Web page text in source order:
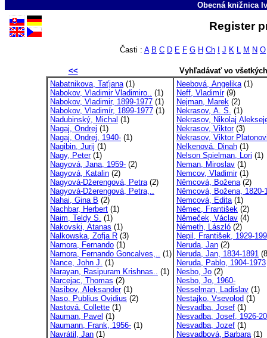
Obecná knižnica
Register
Časti : A B C D E F G H Ch J K L M N O
<<
Vyhľadávať vo
Nabatnikova, Taťjana(1)
Nabokov, Vladimir Vladimiro.. (1)
Nabokov, Vladimir, 1899-1977 (1)
Nabokov, Vladimír, 1899-1977 (1)
Nadubinský, Michal (1)
Nagaj, Ondrej (1)
Nagaj, Ondrej, 1940- (1)
Nagibin, Jurij (1)
Nagy, Peter(1)
Nagyová, Jana, 1959- (2)
Nagyová, Katalin (2)
Nagyová-Džerengová, Petra(2)
Nagyová-Džerengová, Petra,..
Nahai, Gina B (2)
Nachbar, Herbert (1)
Naim, Teldy S. (1)
Nakovski, Atanas (1)
Nalkowska, Zofja R (3)
Namora, Fernando (1)
Namora, Fernando Goncalves,.. (1)
Nance, John J. (1)
Narayan, Rasipuram Krishnas.. (1)
Narcejac, Thomas (2)
Nasibov, Aleksander(1)
Naso, Publius Ovidius (2)
Nastová, Collette (1)
Nauman, Pavel (1)
Naumann, Frank, 1956- (1)
Navrátil, Jan (1)
Neebová, Angelika(1)
Neff, Vladimír(9)
Nejman, Marek (2)
Nekrasov, A. S. (1)
Nekrasov, Nikolaj
Nekrasov, Viktor(3)
Nekrasov, Viktor
Nelkenová, Dinah (1)
Nelson Spielman, Lori (1)
Neman, Miroslav (1)
Nemcov, Vladimir(1)
Němcová, Božena(2)
Němcová, Božena, 1820-
Nemcová, Edita(1)
Němec, František (2)
Němeček, Václav (4)
Németh, László (2)
Nepil, František, 1929-
Neruda, Jan (2)
Neruda, Jan, 1834-1891
Neruda, Pablo, 1904-1973
Nesbo, Jo (2)
Nesbo, Jo, 1960-
Nesselman, Ladislav (1)
Nestajko, Vsevolod (1)
Nesvadba, Josef (1)
Nesvadba, Josef, 1926-
Nesvadba, Jozef (1)
Nesvadbová, Barbara(1)